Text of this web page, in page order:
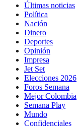
Últimas noticias
Política
Nación
Dinero
Deportes
Opinión
Impresa
Jet Set
Elecciones 2026
Foros Semana
Mejor Colombia
Semana Play
Mundo
Confidenciales